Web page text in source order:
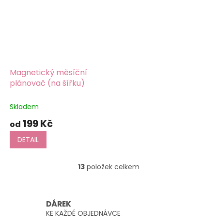
Magnetický měsíční
plánovač (na šířku)
Skladem
od 199 Kč
DETAIL
O
d
a
13položek celkem
DÁREK
KE KAŽDÉ OBJEDNÁVCE